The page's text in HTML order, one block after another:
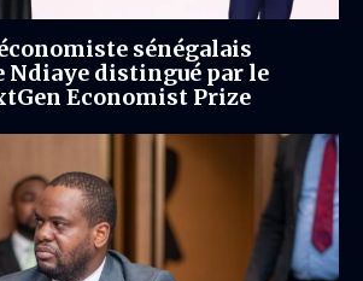
sénégalais
Ndiaye distingué par le
Economist Prize